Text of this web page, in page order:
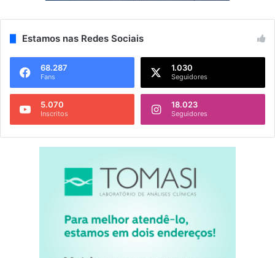
Estamos nas Redes Sociais
68.287
Fans
1.030
Seguidores
5.070
Inscritos
18.023
Seguidores